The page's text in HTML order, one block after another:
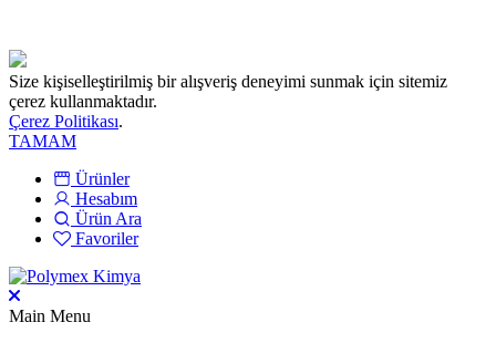
Size kişiselleştirilmiş bir alışveriş deneyimi sunmak için sitemiz
çerez kullanmaktadır.
Çerez Politikası.
TAMAM
Ürünler
Hesabım
Ürün Ara
Favoriler
Main Menu